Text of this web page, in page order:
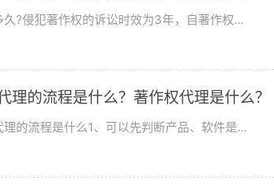
?侵犯著作权的诉讼时效为3年，自著作权...
理的流程是什么？著作权代理是什么？
的流程是什么1、可以先判断产品、软件是...